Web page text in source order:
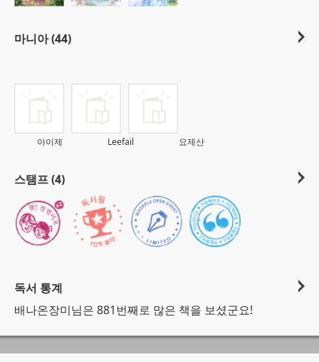
마니아 (44)
아이제 Leefail 요제산
스탬프 (4)
독서 통계
배나온장미님은 881번째로 많은 책을 보셨군요!